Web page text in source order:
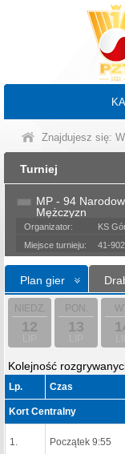
Znajdujesz się:
Turniej
MP - 94
Mężczyzn
Organizator:
KS
Miejsce turnieju:
41-
Plan gier
NIEDZ.
12
PON.
13
Kolejność
Lp. Czas
Kort Centralny
1. Początek 9:55